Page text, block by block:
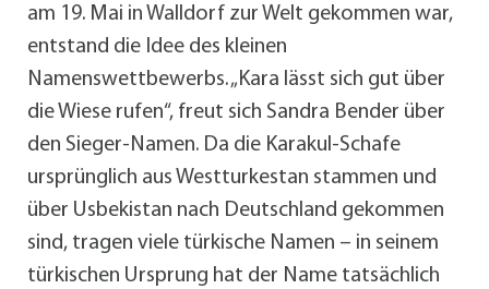
am 19. Mai in Walldorf zur Welt gekommen war,
entstand die Idee des kleinen
Namenswettbewerbs. „Kara lässt sich gut über
die Wiese rufen“, freut sich Sandra Bender über
den Sieger-Namen. Da die Karakul-Schafe
ursprünglich aus Westturkestan stammen und
über Usbekistan nach Deutschland gekommen
sind, tragen viele türkische Namen – in seinem
türkischen Ursprung hat der Name tatsächlich